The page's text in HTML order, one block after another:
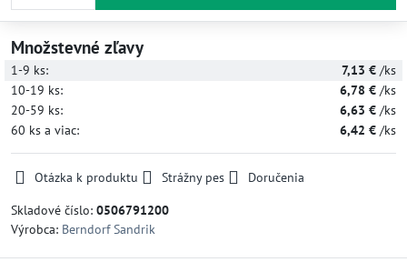
Množstevné zľavy
1-9 ks: 7,13 € /ks
10-19 ks: 6,78 € /ks
20-59 ks: 6,63 € /ks
60 ks a viac: 6,42 € /ks
Otázka k produktu Strážny pes
Doručenia
Skladové číslo: 0506791200
Výrobca: Berndorf Sandrik